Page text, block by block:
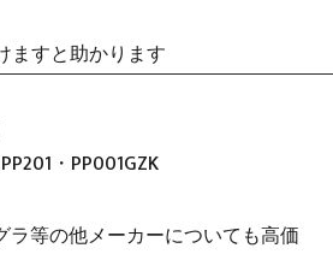
ますと助かります
・PP001GZK
ラ等の他メーカーについても高価